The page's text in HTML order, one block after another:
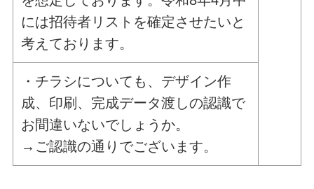
には招待者リストを確定させたいと
考えております。
・チラシについても、デザイン作
成、印刷、完成データ渡しの認識で
お間違いないでしょうか。
→ご認識の通りでございます。